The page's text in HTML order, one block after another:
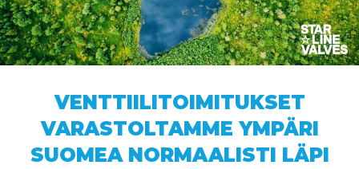
VENTTIILITOIMITUKSET
VARASTOLTAMME YMPÄRI
SUOMEA NORMAALISTI LÄPI